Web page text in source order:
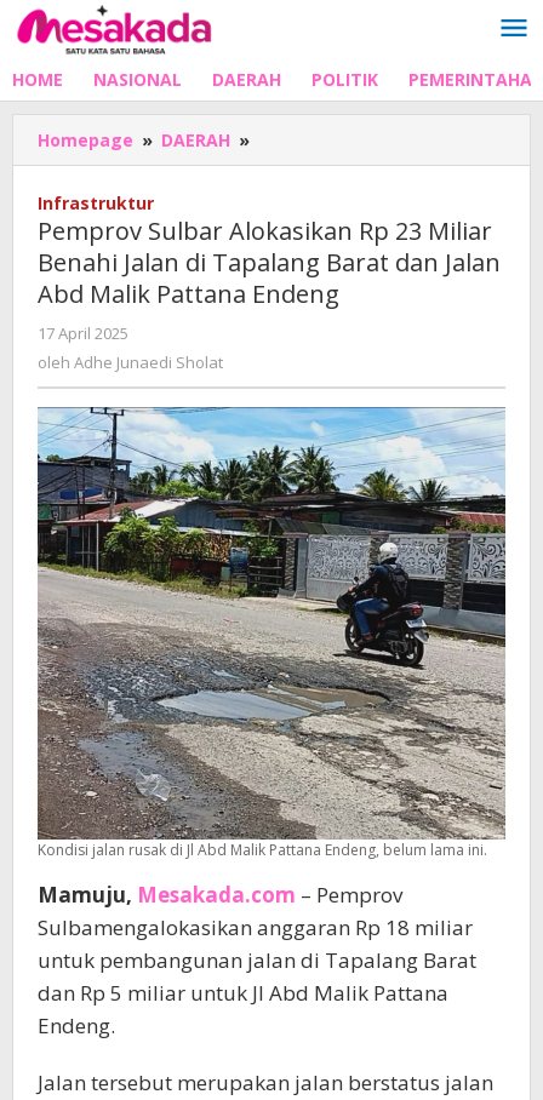
Lewati
ke
HOME NASIONAL DAERAH POLITIK
Homepage » DAERAH »
Sulbar
23
Miliar
Benahi
Barat
dan
Jalan
Abd
Malik
Pattana
Endeng
Infrastruktur
Pemprov Sulbar Alokasikan Rp 23 Miliar
Benahi Jalan di Tapalang Barat dan Jalan
Abd Malik Pattana Endeng
17 April 2025
Adhe
oleh Adhe Junaedi Sholat
Kondisi jalan rusak di Jl Abd Malik Pattana Endeng, belum lama ini.
Mamuju, Mesakada.com – Pemprov
Sulbamengalokasikan anggaran Rp 18 miliar
untuk pembangunan jalan di Tapalang Barat
dan Rp 5 miliar untuk Jl Abd Malik Pattana
Endeng.
Jalan tersebut merupakan jalan berstatus jalan